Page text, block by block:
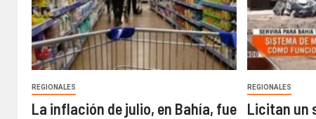
REGIONALES
La inflación de julio, en Bahía, fue
REGIONALES
Licitan un